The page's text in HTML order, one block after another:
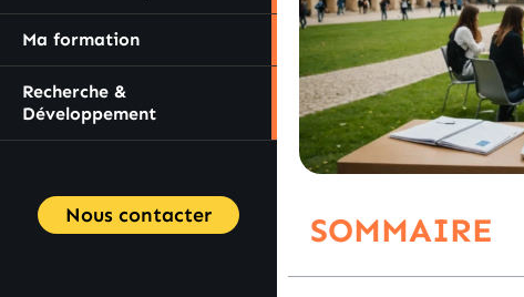
Ma formation
Recherche &
Développement
Nous contacter SOMMAIRE